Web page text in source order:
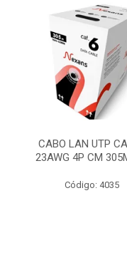
CABO LAN UTP
23AWG 4P CM
Código: 4035